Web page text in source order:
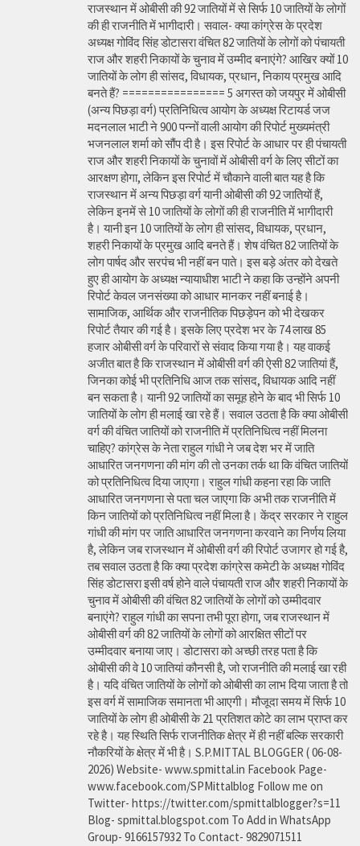
राजस्थान में ओबीसी की 92 जातियों में से सिर्फ 10 जातियों के लोगों
की ही राजनीति में भागीदारी। सवाल- क्या कांग्रेस के प्रदेश
अध्यक्ष गोविंद सिंह डोटासरा वंचित 82 जातियों के लोगों को पंचायती
राज और शहरी निकायों के चुनाव में उम्मीद बनाएंगे? आखिर क्यों 10
जातियों के लोग ही सांसद, विधायक, प्रधान, निकाय प्रमुख आदि
बनते हैं? ================ 5 अगस्त को जयपुर में ओबीसी
(अन्य पिछड़ा वर्ग) प्रतिनिधित्व आयोग के अध्यक्ष रिटायर्ड जज
मदनलाल भाटी ने 900 पन्नों वाली आयोग की रिपोर्ट मुख्यमंत्री
भजनलाल शर्मा को सौंप दी है। इस रिपोर्ट के आधार पर ही पंचायती
राज और शहरी निकायों के चुनावों में ओबीसी वर्ग के लिए सीटों का
आरक्षण होगा, लेकिन इस रिपोर्ट में चौकाने वाली बात यह है कि
राजस्थान में अन्य पिछड़ा वर्ग यानी ओबीसी की 92 जातियों हैं,
लेकिन इनमें से 10 जातियों के लोगों की ही राजनीति में भागीदारी
है। यानी इन 10 जातियों के लोग ही सांसद, विधायक, प्रधान,
शहरी निकायों के प्रमुख आदि बनते हैं। शेष वंचित 82 जातियों के
लोग पार्षद और सरपंच भी नहीं बन पाते। इस बड़े अंतर को देखते
हुए ही आयोग के अध्यक्ष न्यायाधीश भाटी ने कहा कि उन्होंने अपनी
रिपोर्ट केवल जनसंख्या को आधार मानकर नहीं बनाई है।
सामाजिक, आर्थिक और राजनीतिक पिछड़ेपन को भी देखकर
रिपोर्ट तैयार की गई है। इसके लिए प्रदेश भर के 74 लाख 85
हजार ओबीसी वर्ग के परिवारों से संवाद किया गया है। यह वाकई
अजीत बात है कि राजस्थान में ओबीसी वर्ग की ऐसी 82 जातियां हैं,
जिनका कोई भी प्रतिनिधि आज तक सांसद, विधायक आदि नहीं
बन सकता है। यानी 92 जातियों का समूह होने के बाद भी सिर्फ 10
जातियों के लोग ही मलाई खा रहे हैं। सवाल उठता है कि क्या ओबीसी
वर्ग की वंचित जातियों को राजनीति में प्रतिनिधित्व नहीं मिलना
चाहिए? कांग्रेस के नेता राहुल गांधी ने जब देश भर में जाति
आधारित जनगणना की मांग की तो उनका तर्क था कि वंचित जातियों
को प्रतिनिधित्व दिया जाएगा। राहुल गांधी कहना रहा कि जाति
आधारित जनगणना से पता चल जाएगा कि अभी तक राजनीति में
किन जातियों को प्रतिनिधित्व नहीं मिला है। केंद्र सरकार ने राहुल
गांधी की मांग पर जाति आधारित जनगणना करवाने का निर्णय लिया
है, लेकिन जब राजस्थान में ओबीसी वर्ग की रिपोर्ट उजागर हो गई है,
तब सवाल उठता है कि क्या प्रदेश कांग्रेस कमेटी के अध्यक्ष गोविंद
सिंह डोटासरा इसी वर्ष होने वाले पंचायती राज और शहरी निकायों के
चुनाव में ओबीसी की वंचित 82 जातियों के लोगों को उम्मीदवार
बनाएंगे? राहुल गांधी का सपना तभी पूरा होगा, जब राजस्थान में
ओबीसी वर्ग की 82 जातियों के लोगों को आरक्षित सीटों पर
उम्मीदवार बनाया जाए। डोटासरा को अच्छी तरह पता है कि
ओबीसी की वे 10 जातियां कौनसी है, जो राजनीति की मलाई खा रही
है। यदि वंचित जातियों के लोगों को ओबीसी का लाभ दिया जाता है तो
इस वर्ग में सामाजिक समानता भी आएगी। मौजूदा समय में सिर्फ 10
जातियों के लोग ही ओबीसी के 21 प्रतिशत कोटे का लाभ प्राप्त कर
रहे है। यह स्थिति सिर्फ राजनीतिक क्षेत्र में ही नहीं बल्कि सरकारी
नौकरियों के क्षेत्र में भी है। S.P.MITTAL BLOGGER ( 06-08-
2026) Website- www.spmittal.in Facebook Page-
www.facebook.com/SPMittalblog Follow me on
Twitter- https://twitter.com/spmittalblogger?s=11
Blog- spmittal.blogspot.com To Add in WhatsApp
Group- 9166157932 To Contact- 9829071511